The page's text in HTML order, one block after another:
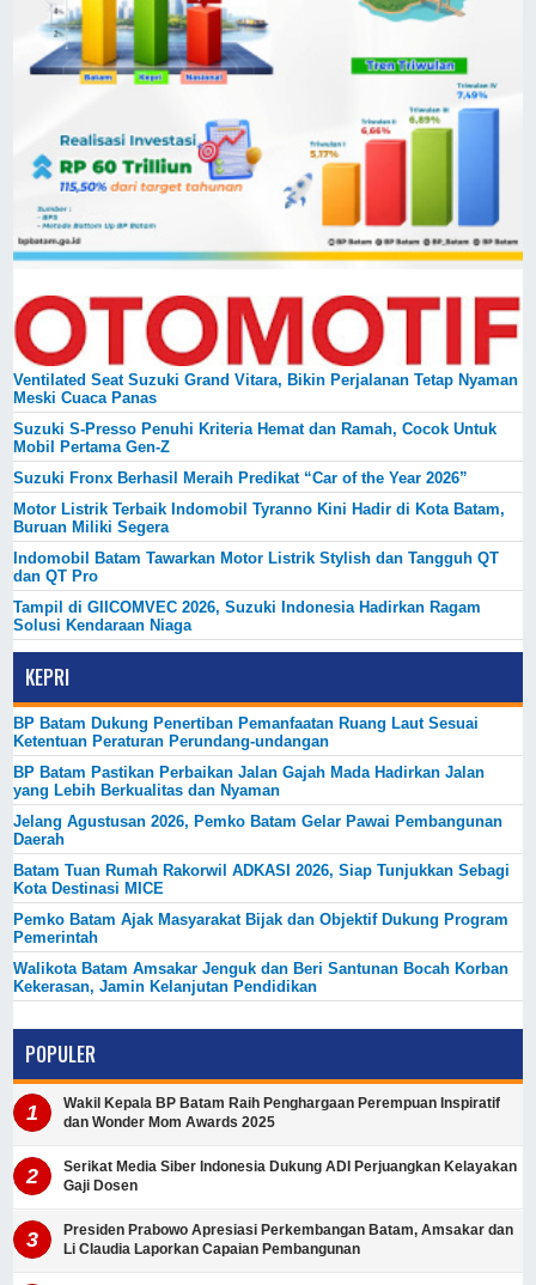
Ventilated Seat Suzuki Grand Vitara, Bikin Perjalanan Tetap Nyaman
Meski Cuaca Panas
Suzuki S-Presso Penuhi Kriteria Hemat dan Ramah, Cocok Untuk
Mobil Pertama Gen-Z
Suzuki Fronx Berhasil Meraih Predikat “Car of the Year 2026”
Motor Listrik Terbaik Indomobil Tyranno Kini Hadir di Kota Batam,
Buruan Miliki Segera
Indomobil Batam Tawarkan Motor Listrik Stylish dan Tangguh QT
dan QT Pro
Tampil di GIICOMVEC 2026, Suzuki Indonesia Hadirkan Ragam
Solusi Kendaraan Niaga
KEPRI
BP Batam Dukung Penertiban Pemanfaatan Ruang Laut Sesuai
Ketentuan Peraturan Perundang-undangan
BP Batam Pastikan Perbaikan Jalan Gajah Mada Hadirkan Jalan
yang Lebih Berkualitas dan Nyaman
Jelang Agustusan 2026, Pemko Batam Gelar Pawai Pembangunan
Daerah
Batam Tuan Rumah Rakorwil ADKASI 2026, Siap Tunjukkan Sebagi
Kota Destinasi MICE
Pemko Batam Ajak Masyarakat Bijak dan Objektif Dukung Program
Pemerintah
Walikota Batam Amsakar Jenguk dan Beri Santunan Bocah Korban
Kekerasan, Jamin Kelanjutan Pendidikan
POPULER
Wakil Kepala BP Batam Raih Penghargaan Perempuan Inspiratif
dan Wonder Mom Awards 2025
Serikat Media Siber Indonesia Dukung ADI Perjuangkan Kelayakan
Gaji Dosen
Presiden Prabowo Apresiasi Perkembangan Batam, Amsakar dan
Li Claudia Laporkan Capaian Pembangunan